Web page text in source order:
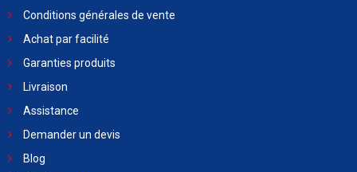
Conditions générales de vente
Achat par facilité
Garanties produits
Livraison
Assistance
Demander un devis
Blog